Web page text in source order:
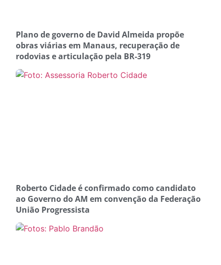
Plano de governo de David Almeida propõe
obras viárias em Manaus, recuperação de
rodovias e articulação pela BR-319
Roberto Cidade é confirmado como candidato
ao Governo do AM em convenção da Federação
União Progressista